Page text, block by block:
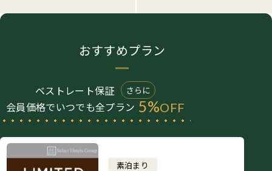
おすすめプラン
ベストレート保証 さらに
会員価格でいつでも全プラン 5%OFF
素泊まり